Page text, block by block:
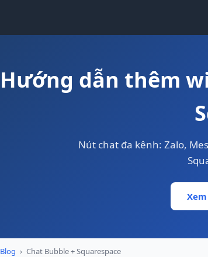
Hướng dẫn thêm
Nút chat đa kênh: Zalo,
Blog › Chat Bubble + Squarespace